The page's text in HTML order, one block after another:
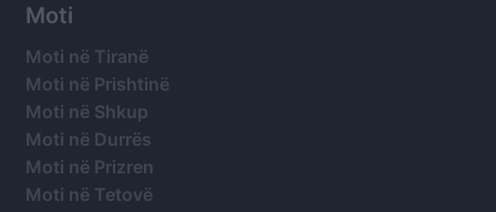
Moti
Moti në Tiranë
Moti në Prishtinë
Moti në Shkup
Moti në Durrës
Moti në Prizren
Moti në Tetovë